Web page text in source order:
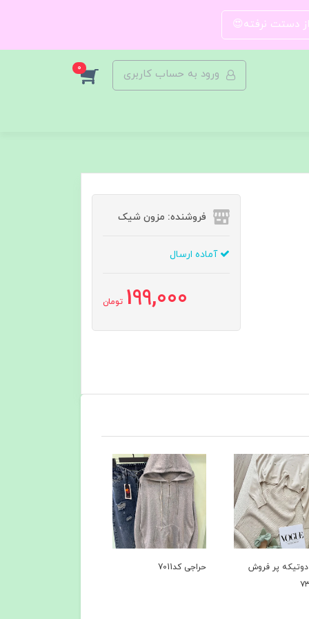
از دستت نرفته😍
ورود به حساب کاربری 0
فروشنده: مزون شیک
آماده ارسال
199,000 تومان
کد7011 کاپشن کد 6735